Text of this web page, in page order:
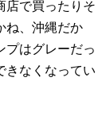
店で買ったりそ
ね、沖縄だか
プはグレーだっ
きなくなってい